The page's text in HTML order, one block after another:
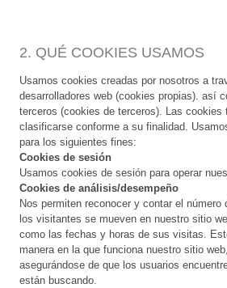
2. QUÉ COOKIES USAMOS
Usamos cookies creadas por nosotros a
desarrolladores web (cookies propias). así
terceros (cookies de terceros). Las cookies
clasificarse conforme a su finalidad.
para los siguientes fines:
Cookies de sesión
Usamos cookies de sesión para operar
Cookies de análisis/desempeño
Nos permiten reconocer y contar el
los visitantes se mueven en nuestro sitio
como las fechas y horas de sus visitas.
manera en la que funciona nuestro sitio
asegurándose de que los usuarios
están buscando.